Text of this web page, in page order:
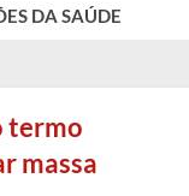
DA SAÚDE
termo
massa